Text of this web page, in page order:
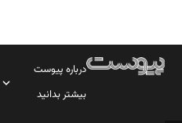
درباره پیوست
بیشتر بدانید